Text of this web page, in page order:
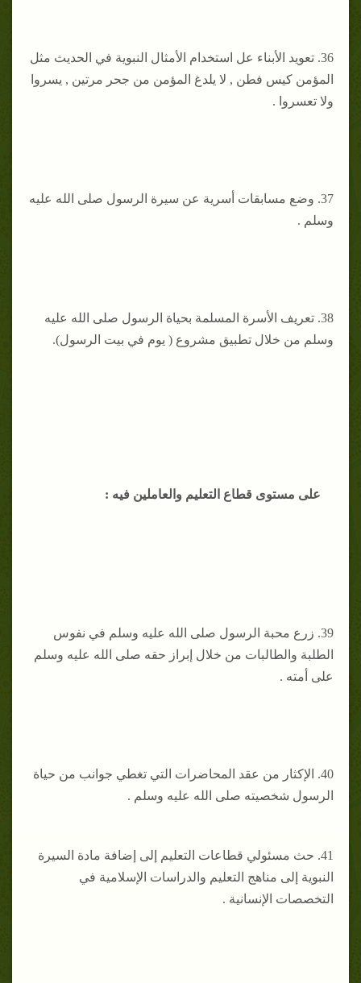
36. ‌تعويد الأبناء عل استخدام الأمثال النبوية في الحديث مثل
المؤمن كيس فطن , لا يلدغ المؤمن من جحر مرتين , يسروا
ولا تعسروا .
37. ‌وضع مسابقات أسرية عن سيرة الرسول صلى الله عليه
وسلم .
38. ‌تعريف الأسرة المسلمة بحياة الرسول صلى الله عليه
وسلم من خلال تطبيق مشروع ( يوم في بيت الرسول).
على مستوى قطاع التعليم والعاملين فيه :
39. ‌زرع محبة الرسول صلى الله عليه وسلم في نفوس
الطلبة والطالبات من خلال إبراز حقه صلى الله عليه وسلم
على أمته .
40. ‌الإكثار من عقد المحاضرات التي تغطي جوانب من حياة
الرسول شخصيته صلى الله عليه وسلم .
41. ‌حث مسئولي قطاعات التعليم إلى إضافة مادة السيرة
النبوية إلى مناهج التعليم والدراسات الإسلامية في
التخصصات الإنسانية .